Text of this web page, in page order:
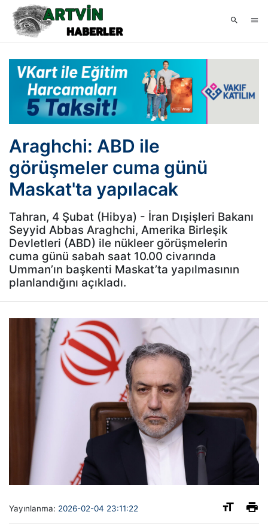
Araghchi: ABD ile
görüşmeler cuma günü
Maskat'ta yapılacak
Tahran, 4 Şubat (Hibya) - İran Dışişleri Bakanı
Seyyid Abbas Araghchi, Amerika Birleşik
Devletleri (ABD) ile nükleer görüşmelerin
cuma günü sabah saat 10.00 civarında
Umman’ın başkenti Maskat’ta yapılmasının
planlandığını açıkladı.
Yayınlanma: 2026-02-04 23:11:22